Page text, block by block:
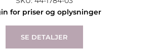
for priser og oplysninger
SE DETALJER